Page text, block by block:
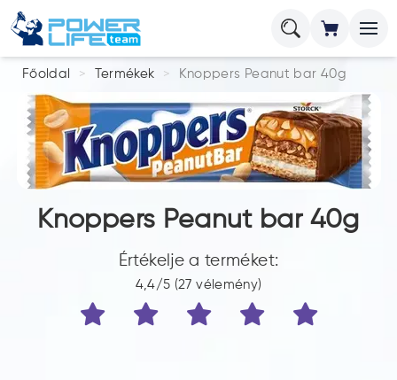
Főoldal Termékek Knoppers Peanut bar 40g
Knoppers Peanut bar 40g
Értékelje a terméket:
4,4/5 (27 vélemény)